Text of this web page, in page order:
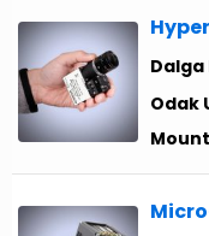
Dalga
Odak